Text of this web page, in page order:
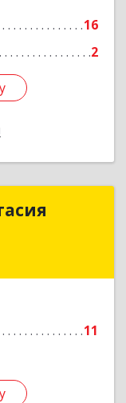
16
2
Подробнее
11
Подробнее